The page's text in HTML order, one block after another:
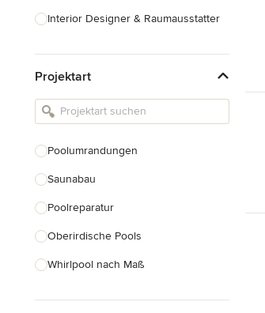
Interior Designer & Raumausstatter
Landschaftsarchitekten
Armaturen & Sanitärbedarf
Einbauschränke
Projektart
Poolumrandungen
Saunabau
Poolreparatur
Oberirdische Pools
Whirlpool nach Maß